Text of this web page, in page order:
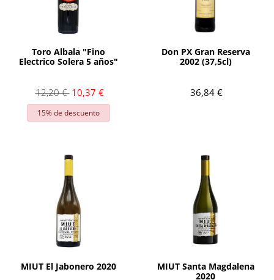
Toro Albala "Fino
Electrico Solera 5 años"
12,20 € 10,37 €
15% de descuento
Don PX Gran Reserva
2002 (37,5cl)
36,84 €
MIUT El Jabonero 2020
MIUT Santa Magdalena
2020